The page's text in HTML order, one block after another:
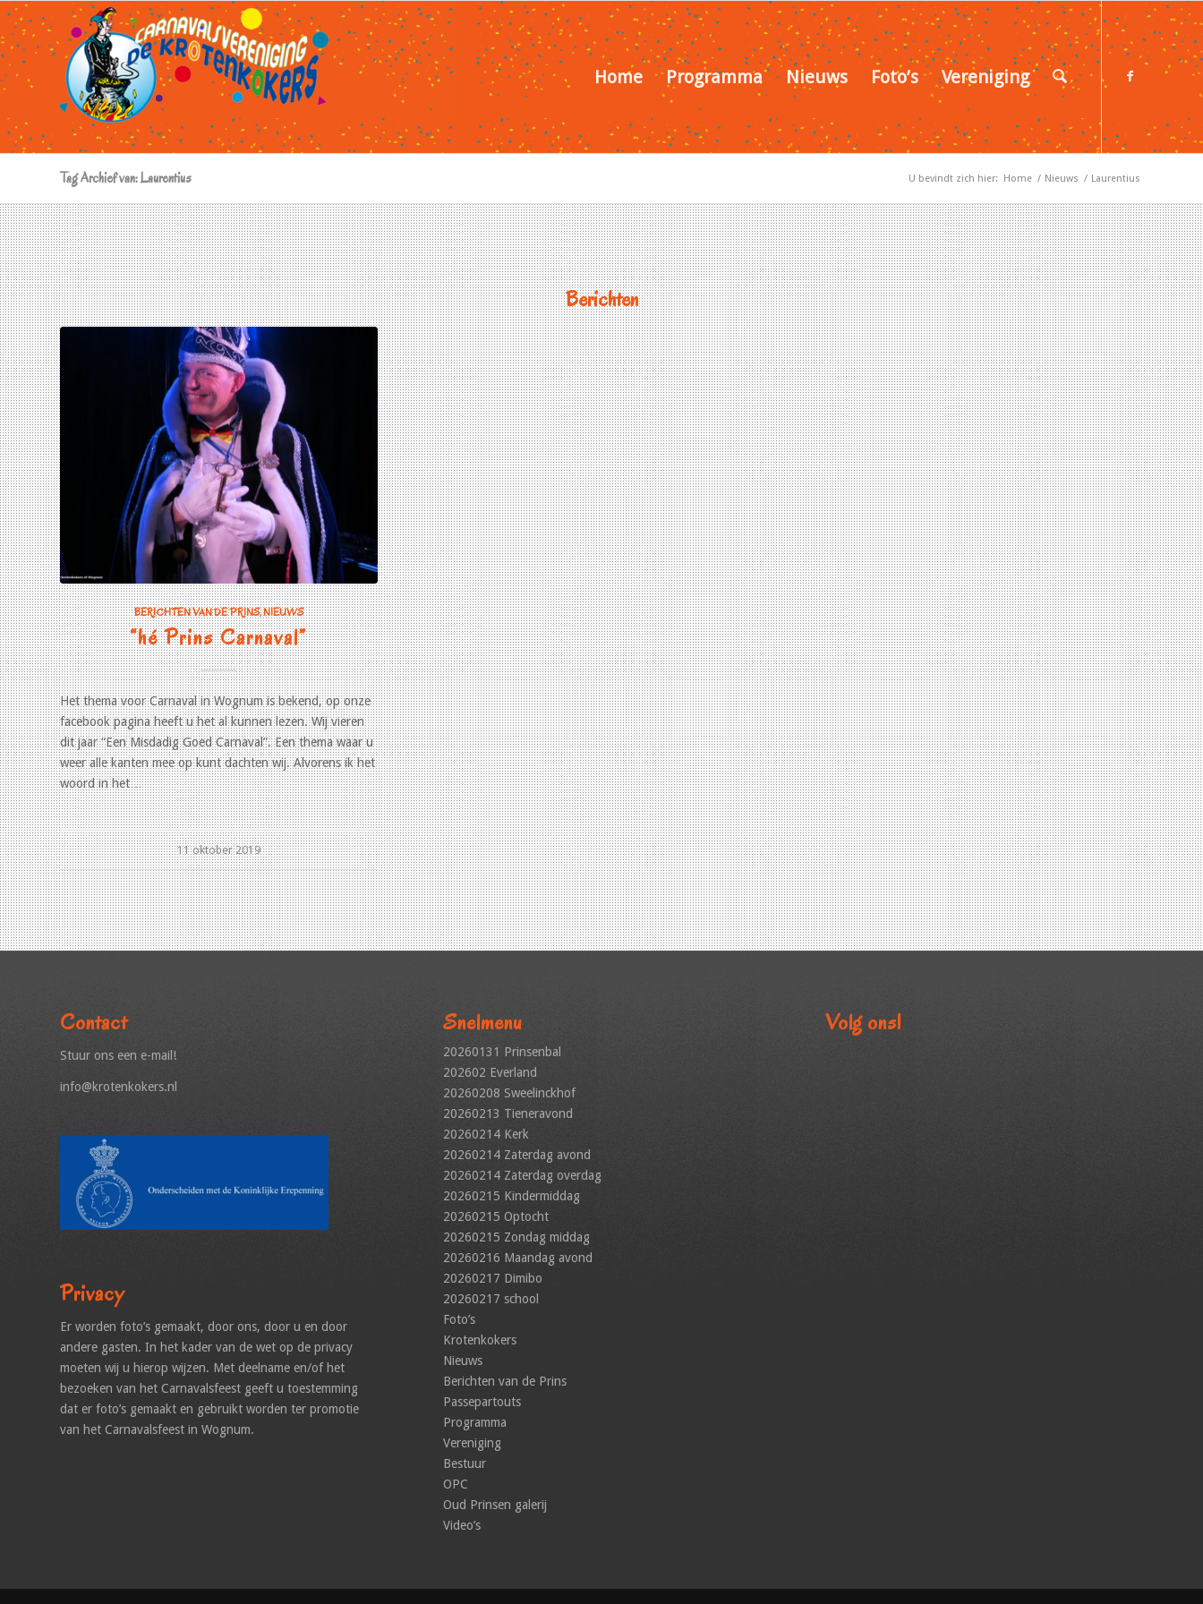
Home Programma Nieuws Foto’s Vereniging
Tag Archief van: Laurentius U bevindt zich hier: Home / Nieuws / Laurentius
Berichten
BERICHTEN VAN DE PRINS,NIEUWS
“hé Prins Carnaval”
Het thema voor Carnaval in Wognum is bekend, op onze
facebook pagina heeft u het al kunnen lezen. Wij vieren
dit jaar “Een Misdadig Goed Carnaval”. Een thema waar u
weer alle kanten mee op kunt dachten wij. Alvorens ik het
woord in het…
11 oktober 2019
Contact
Stuur ons een e-mail!
info@krotenkokers.nl
Privacy
Er worden foto’s gemaakt, door ons, door u en door
andere gasten. In het kader van de wet op de privacy
moeten wij u hierop wijzen. Met deelname en/of het
bezoeken van het Carnavalsfeest geeft u toestemming
dat er foto’s gemaakt en gebruikt worden ter promotie
van het Carnavalsfeest in Wognum.
Snelmenu
20260131 Prinsenbal
202602 Everland
20260208 Sweelinckhof
20260213 Tieneravond
20260214 Kerk
20260214 Zaterdag avond
20260214 Zaterdag overdag
20260215 Kindermiddag
20260215 Optocht
20260215 Zondag middag
20260216 Maandag avond
20260217 Dimibo
20260217 school
Foto’s
Krotenkokers
Nieuws
Berichten van de Prins
Passepartouts
Programma
Vereniging
Bestuur
OPC
Oud Prinsen galerij
Video’s
Volg ons!